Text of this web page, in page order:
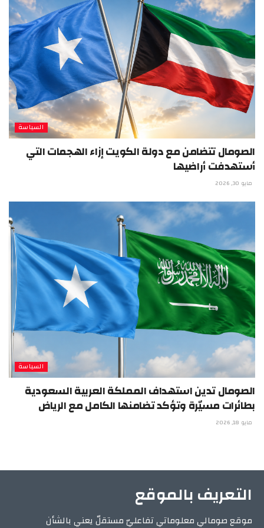
السياسة
الصومال تتضامن مع دولة الكويت إزاء الهجمات التي
أستهدفت أراضيها
مايو 30, 2026
السياسة
الصومال تدين استهداف المملكة العربية السعودية
بطائرات مسيّرة وتؤكد تضامنها الكامل مع الرياض
مايو 18, 2026
التعريف بالموقع
موقع صومالي معلوماتي تفاعليّ مستقلّ يعني بالشأن